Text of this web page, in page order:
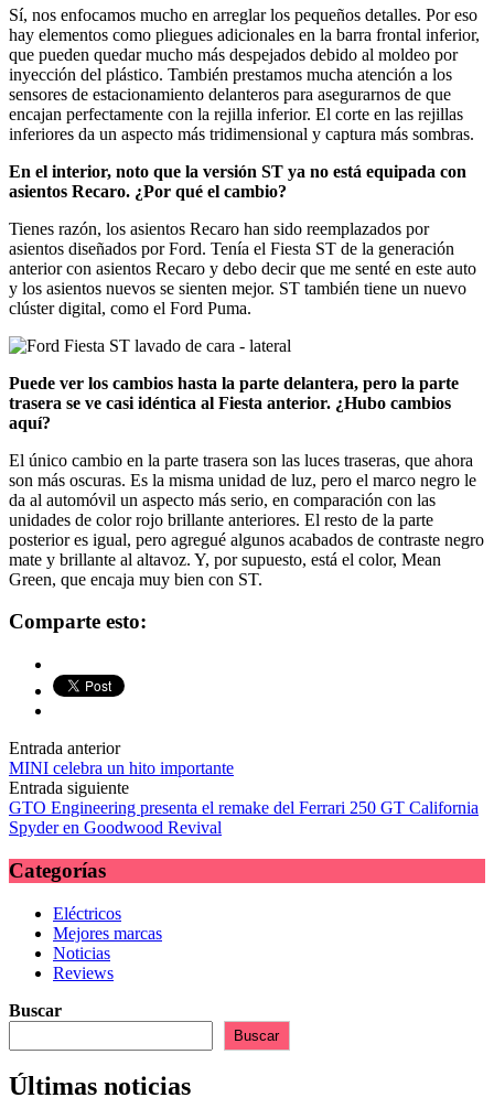
Sí, nos enfocamos mucho en arreglar los pequeños detalles. Por eso
hay elementos como pliegues adicionales en la barra frontal inferior,
que pueden quedar mucho más despejados debido al moldeo por
inyección del plástico. También prestamos mucha atención a los
sensores de estacionamiento delanteros para asegurarnos de que
encajan perfectamente con la rejilla inferior. El corte en las rejillas
inferiores da un aspecto más tridimensional y captura más sombras.
En el interior, noto que la versión ST ya no está equipada con
asientos Recaro. ¿Por qué el cambio?
Tienes razón, los asientos Recaro han sido reemplazados por
asientos diseñados por Ford. Tenía el Fiesta ST de la generación
anterior con asientos Recaro y debo decir que me senté en este auto
y los asientos nuevos se sienten mejor. ST también tiene un nuevo
clúster digital, como el Ford Puma.
Puede ver los cambios hasta la parte delantera, pero la parte
trasera se ve casi idéntica al Fiesta anterior. ¿Hubo cambios
aquí?
El único cambio en la parte trasera son las luces traseras, que ahora
son más oscuras. Es la misma unidad de luz, pero el marco negro le
da al automóvil un aspecto más serio, en comparación con las
unidades de color rojo brillante anteriores. El resto de la parte
posterior es igual, pero agregué algunos acabados de contraste negro
mate y brillante al altavoz. Y, por supuesto, está el color, Mean
Green, que encaja muy bien con ST.
Comparte
Twitter
Comparte
Facebook
Correo
electrónico
Comparte esto:
Navegación
de
las
entradas
Entrada anterior
MINI celebra un hito importante
Entrada siguiente
GTO Engineering presenta el remake del Ferrari 250 GT California
Spyder en Goodwood Revival
Categorías
Eléctricos
Mejores marcas
Noticias
Reviews
Buscar
Buscar
Últimas noticias